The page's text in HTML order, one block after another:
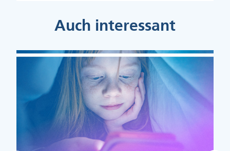
Auch interessant